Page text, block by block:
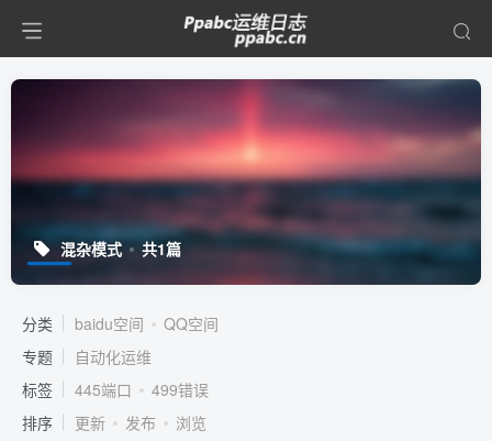
混杂模式 共1篇
分类 baidu空间
QQ空间
专题
自动化运维
标签
445端口
499错误
排序
更新 发布 浏览